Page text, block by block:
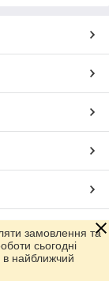
замовлення та
сьогодні
в найближчий